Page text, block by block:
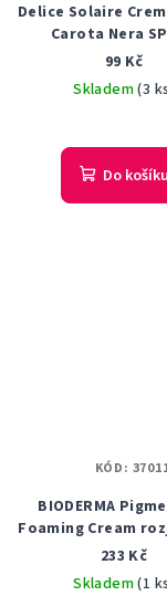
Delice Solaire
Carota Nera
opalovací krém s
mrkví 50 ml
99 Kč
Skladem(3
Do košíku
BIODERMA
Foaming Cream
čisticí krém
pigmentovým
233 Kč
Skladem(1
KÓD: